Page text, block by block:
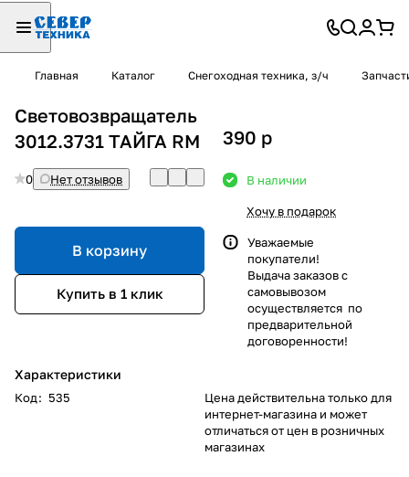
Главная Каталог Снегоходная техника, з/ч
Световозвращатель
3012.3731 ТАЙГА RM
0 Нет отзывов
В корзину
Купить в 1 клик
Характеристики
Код: 535
390 p
В наличии
Хочу в подарок
Уважаемые
покупатели!
Выдача заказов с
самовывозом
осуществляется по
предварительной
договоренности!
Цена действительна только для
интернет-магазина и может
отличаться от цен в розничных
магазинах